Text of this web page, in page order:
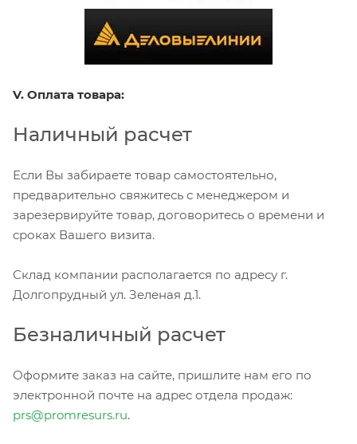
V. Оплата товара:
Наличный расчет
Если Вы забираете товар самостоятельно,
предварительно свяжитесь с менеджером и
зарезервируйте товар, договоритесь о времени и
сроках Вашего визита.
Склад компании располагается по адресу г.
Долгопрудный ул. Зеленая д.1.
Безналичный расчет
Оформите заказ на сайте, пришлите нам его по
электронной почте на адрес отдела продаж:
prs@promresurs.ru.